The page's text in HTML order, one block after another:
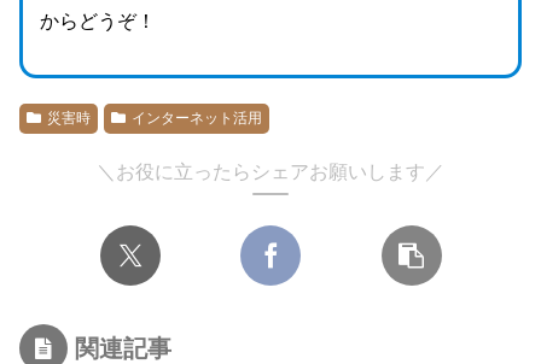
からどうぞ！
災害時 インターネット活用
＼お役に立ったらシェアお願いします／
関連記事